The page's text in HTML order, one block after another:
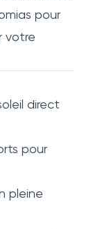
pour
votre
direct
pour
pleine